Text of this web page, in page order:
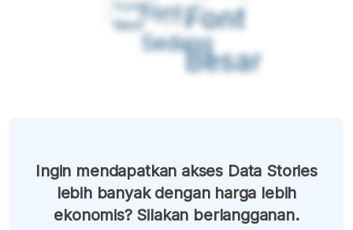
Font
Kecil
Font
Sedang
Font
Besar
Ingin mendapatkan akses Data Stories
lebih banyak dengan harga lebih
ekonomis? Silakan berlangganan.